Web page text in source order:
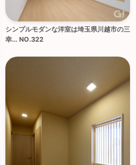
シンプルモダンな洋室は埼玉県川越市の三
幸... NO.322